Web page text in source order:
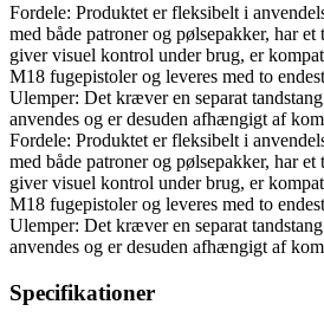
Fordele: Produktet er fleksibelt i
med både patroner og pølsepakker, har et
giver visuel kontrol under brug, er
M18 fugepistoler og leveres med to
Ulemper: Det kræver en separat
anvendes og er desuden afhængigt af
Fordele: Produktet er fleksibelt i
med både patroner og pølsepakker, har et
giver visuel kontrol under brug, er
M18 fugepistoler og leveres med to
Ulemper: Det kræver en separat
anvendes og er desuden afhængigt af
Specifikationer